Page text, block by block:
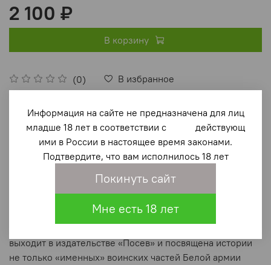
(0) В избранное
2 100 ₽
В корзину
Сборник «Корнилов и корниловцы» тематически связан
выходит в издательстве «Посев» и посвящена истории
не только «именных» воинских частей Белой армии
Информация на сайте не предназначена для лиц
младше 18 лет в соответствии с действующ
ими в России в настоящее время законами.
Подтвердите, что вам исполнилось 18 лет
Покинуть сайт
Мне есть 18 лет